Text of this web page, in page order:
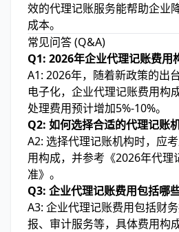
效的代理记账服务能帮助企业
成本。
常见问答 (Q&A)
Q1: 2026年企业代理记账费用
A1: 2026年，随着新政策的出
电子化，企业代理记账费用构
处理费用预计增加5%-10%。
Q2: 如何选择合适的代理记账
A2: 选择代理记账机构时，应
用构成，并参考《2026年代理
准》。
Q3: 企业代理记账费用包括哪
A3: 企业代理记账费用包括财
报、审计服务等，具体费用构